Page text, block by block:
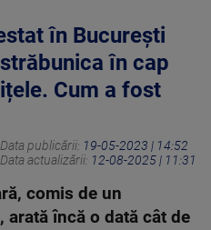
în București
în cap
Cum a fost
Data publicării: 19-05-2023 | 14:52
Data actualizării: 12-08-2025 | 11:31
comis de un
arată încă o dată cât de